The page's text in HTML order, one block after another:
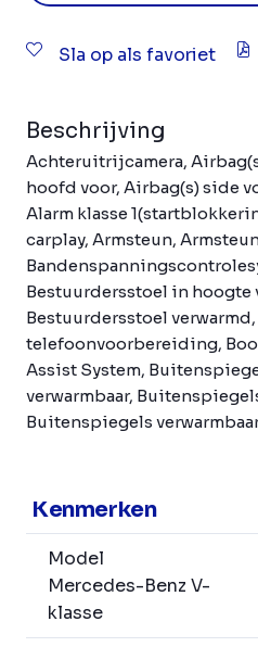
Sla op als favoriet
Beschrijving
Achteruitrijcamera,
hoofd voor, Airbag(s) side
Alarm klasse
carplay, Armsteun,
Bestuurdersstoel in hoogte
Bestuurdersstoel
telefoonvoorbereiding,
Assist System,
verwarmbaar,
Buitenspiegels
Kenmerken
Model
Mercedes-Benz V-
klasse